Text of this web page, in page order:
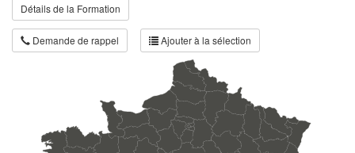
Détails de la Formation
Demande de rappel Ajouter à la sélection